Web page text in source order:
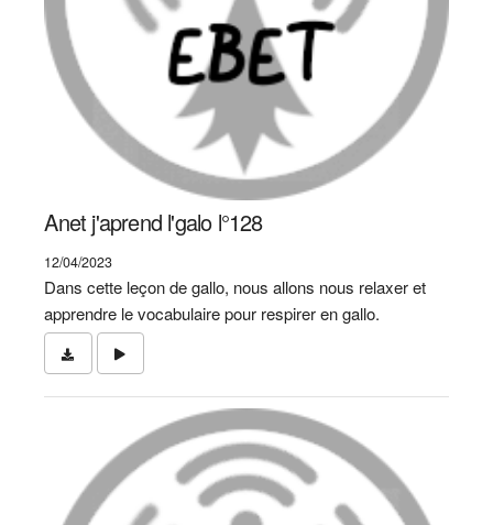
Anet j'aprend l'galo l°128
12/04/2023
Dans cette leçon de gallo, nous allons nous relaxer et
apprendre le vocabulaire pour respirer en gallo.